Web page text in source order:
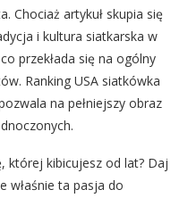
Chociaż artykuł skupia się
i kultura siatkarska w
przekłada się na ogólny
Ranking USA siatkówka
na pełniejszy obraz
której kibicujesz od lat? Daj
właśnie ta pasja do